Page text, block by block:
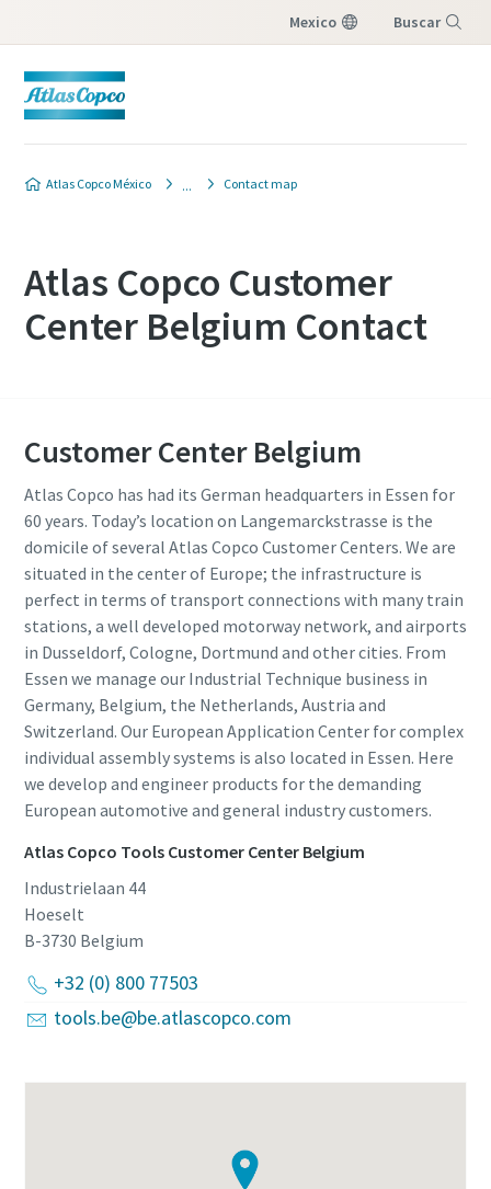
Mexico Buscar
Atlas Copco México Contact map
Atlas Copco Customer
Center Belgium Contact
Customer Center Belgium
Atlas Copco has had its German headquarters in Essen for
60 years. Today’s location on Langemarckstrasse is the
domicile of several Atlas Copco Customer Centers. We are
situated in the center of Europe; the infrastructure is
perfect in terms of transport connections with many train
stations, a well developed motorway network, and airports
in Dusseldorf, Cologne, Dortmund and other cities. From
Essen we manage our Industrial Technique business in
Germany, Belgium, the Netherlands, Austria and
Switzerland. Our European Application Center for complex
individual assembly systems is also located in Essen. Here
we develop and engineer products for the demanding
European automotive and general industry customers.
Atlas Copco Tools Customer Center Belgium
Industrielaan 44
Hoeselt
B-3730 Belgium
+32 (0) 800 77503
tools.be@be.atlascopco.com